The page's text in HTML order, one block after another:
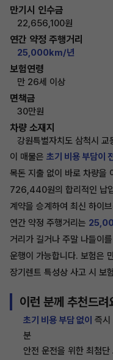
만기시 인수금
22,656,100원
연간 약정 주행거리
25,000km/년
보험연령
만 26세 이상
면책금
30만원
차량 소재지
강원특별자치도 삼척시 교
이 매물은 초기 비용 부담이
목돈 지출 없이 바로 차량을
726,440원의 합리적인 납
계약을 승계하여 최신 하이
연간 약정 주행거리는
거리가 길거나 주말 나들이
운행이 가능합니다. 보험은
장기렌트 특성상 사고 시 보
이런 분께 추천드려
초기 비용 부담 없이 즉시
분
안전 운전을 위한 최첨